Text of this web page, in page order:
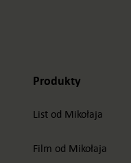
Produkty
List od Mikołaja
Film od Mikołaja